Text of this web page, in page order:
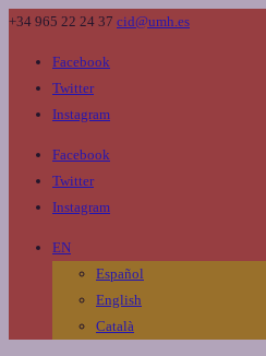
+34 965 22 24 37 cid@umh.es
Facebook
Twitter
Instagram
Facebook
Twitter
Instagram
EN
Español
English
Català